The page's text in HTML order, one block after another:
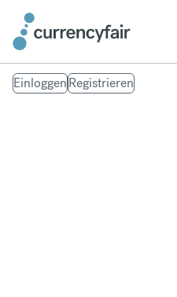
EinloggenRegistrieren